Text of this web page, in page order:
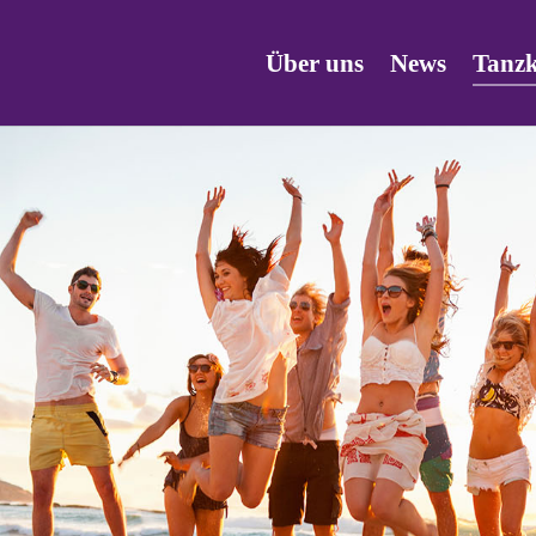
Über uns News